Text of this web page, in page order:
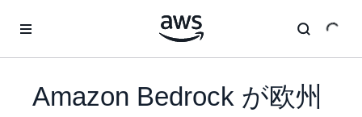
Amazon Bedrock が欧州